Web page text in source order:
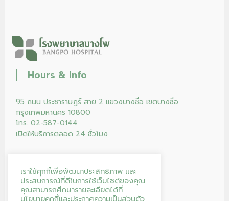
Hours & Info
95 ถนน ประชาราษฎร์ สาย 2 แขวงบางซื่อ เขตบางซื่อ
กรุงเทพมหานคร 10800
โทร. 02-587-0144
เปิดให้บริการตลอด 24 ชั่วโมง
เราใช้คุกกี้เพื่อพัฒนาประสิทธิภาพ และ
ประสบการณ์ที่ดีในการใช้เว็บไซต์ของคุณ
คุณสามารถศึกษารายละเอียดได้ที่